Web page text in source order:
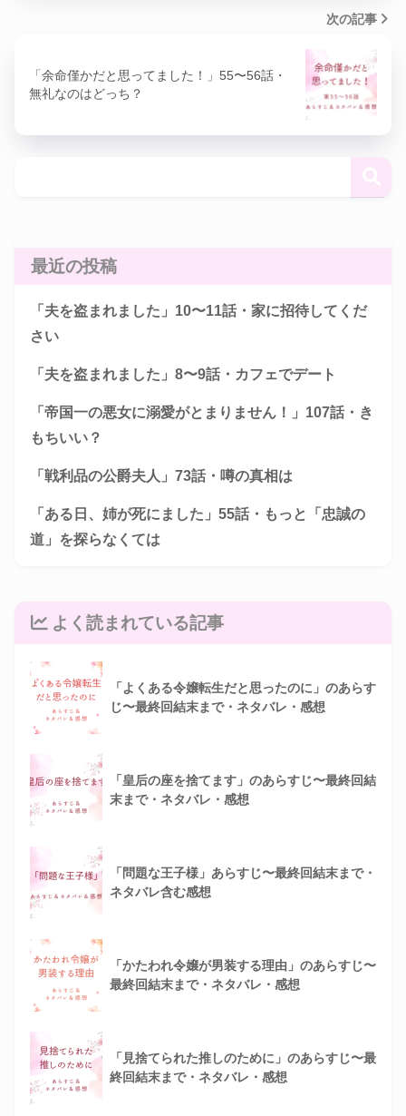
次の記事
「余命僅かだと思ってました！」55〜56話・
無礼なのはどっち？
最近の投稿
「夫を盗まれました」10〜11話・家に招待してくだ
さい
「夫を盗まれました」8〜9話・カフェでデート
「帝国一の悪女に溺愛がとまりません！」107話・き
もちいい？
「戦利品の公爵夫人」73話・噂の真相は
「ある日、姉が死にました」55話・もっと「忠誠の
道」を探らなくては
よく読まれている記事
「よくある令嬢転生だと思ったのに」のあらす
じ〜最終回結末まで・ネタバレ・感想
「皇后の座を捨てます」のあらすじ〜最終回結
末まで・ネタバレ・感想
「問題な王子様」あらすじ〜最終回結末まで・
ネタバレ含む感想
「かたわれ令嬢が男装する理由」のあらすじ〜
最終回結末まで・ネタバレ・感想
「見捨てられた推しのために」のあらすじ〜最
終回結末まで・ネタバレ・感想